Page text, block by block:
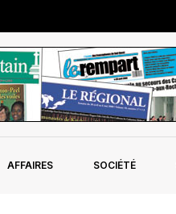
AFFAIRES SOCIÉTÉ